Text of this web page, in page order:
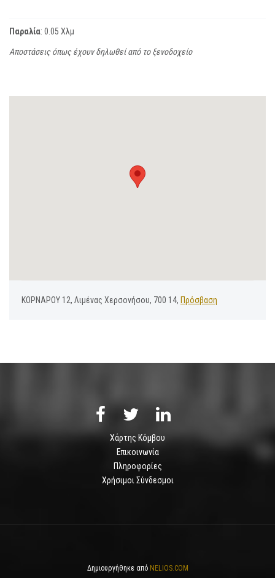
Παραλία: 0.05 Χλμ
Αποστάσεις όπως έχουν δηλωθεί από το ξενοδοχείο
ΚΟΡΝΑΡΟΥ 12, Λιμένας Χερσονήσου, 700 14, Πρόσβαση
Χάρτης Κόμβου
Επικοινωνία
Πληροφορίες
Χρήσιμοι Σύνδεσμοι
Δημιουργήθηκε από NELIOS.COM